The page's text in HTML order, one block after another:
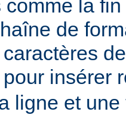
comme la
de
pour insérer
ligne et